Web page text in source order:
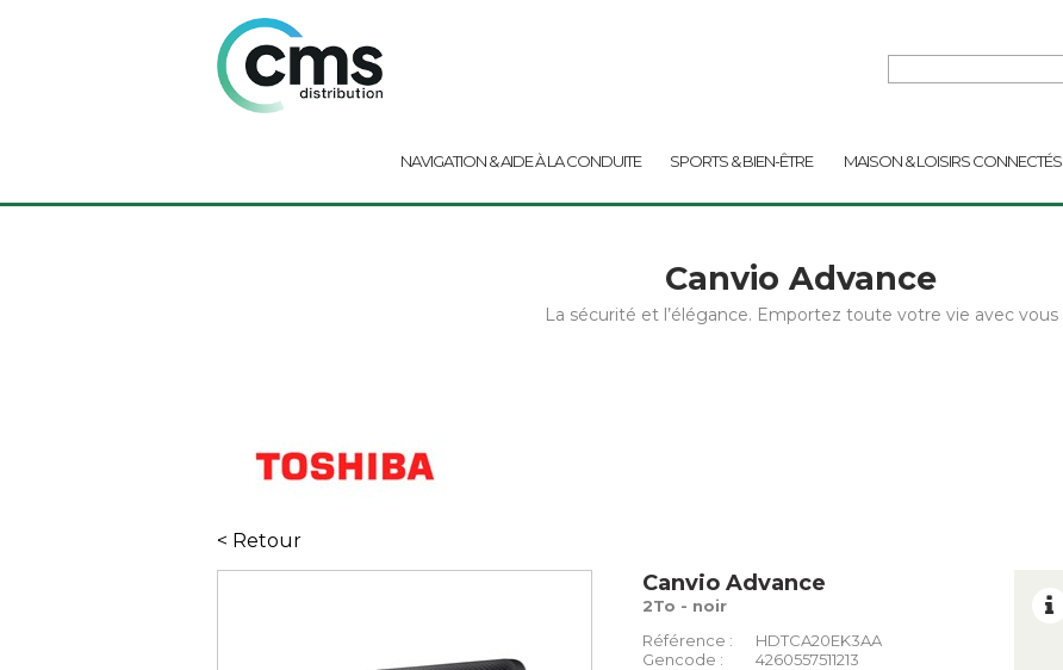
NAVIGATION & AIDE À LA CONDUITE SPORTS & BIEN-ÊTRE MAISON & LOISIRS CONNECTÉS
Canvio Advance
La sécurité et l’élégance. Emportez toute votre vie avec vous
< Retour
Canvio Advance
2To - noir
Référence :
HDTCA20EK3AA
Gencode :
4260557511213